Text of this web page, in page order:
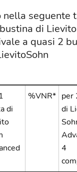
nella seguente
di
a quasi 2
di
%VNR* per
di
4